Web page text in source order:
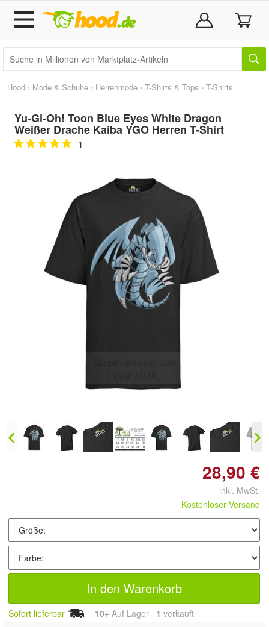
Hood › Mode & Schuhe › Herrenmode › T-Shirts & Tops › T-Shirts
Yu-Gi-Oh! Toon Blue Eyes White Dragon
Weißer Drache Kaiba YGO Herren T-Shirt
1
28,90 €
inkl. MwSt.
Kostenloser Versand
In den Warenkorb
Sofort lieferbar 10+ Auf Lager 1 verkauft